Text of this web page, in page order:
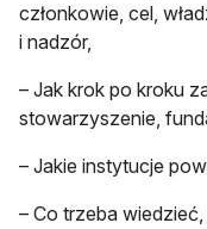
członkowie, cel,
i nadzór,
– Jak krok po kroku
stowarzyszenie,
– Jakie instytucje
– Co trzeba